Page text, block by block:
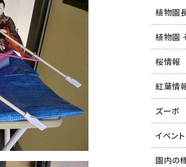
植物園
植物園
桜情報
紅葉情
ズーボ
イベント
園内の